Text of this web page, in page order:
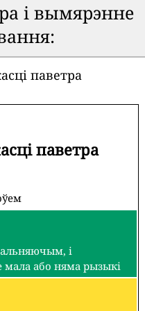
і вымярэнне
паветра
паветра
і
мала або няма рызыкі